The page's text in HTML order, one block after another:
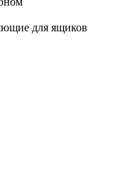
для ящиков